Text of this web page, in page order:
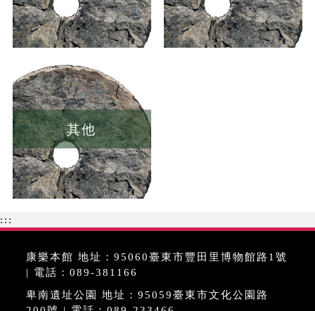
其他
:::
康樂本館 地址：95060臺東市豐田里博物館路1號
| 電話：089-381166
卑南遺址公園 地址：95059臺東市文化公園路